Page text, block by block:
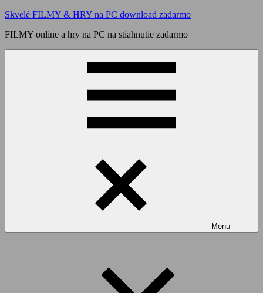
Skip
content
Skvelé FILMY & HRY na PC download zadarmo
FILMY online a hry na PC na stiahnutie zadarmo
Menu